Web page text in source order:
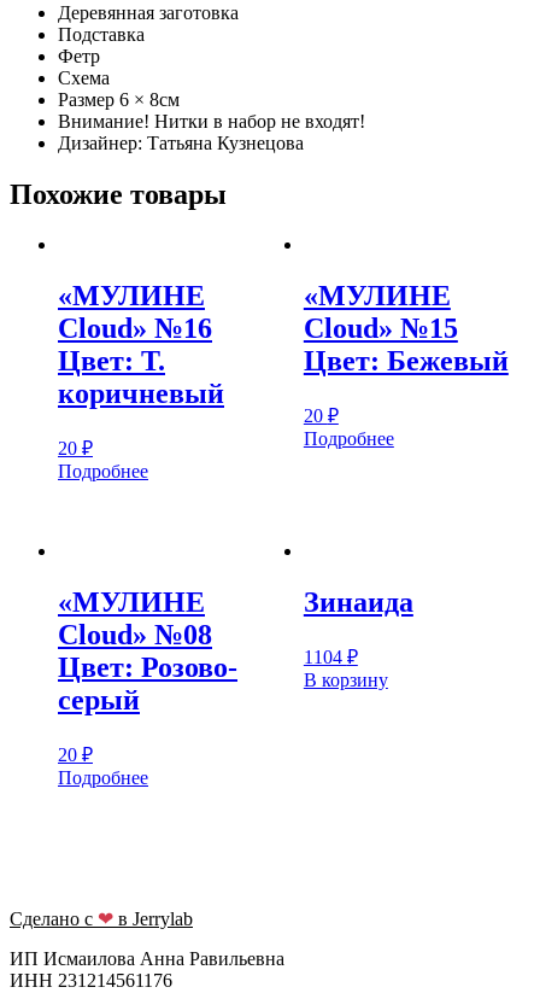
Деревянная заготовка
Подставка
Фетр
Схема
Размер 6 × 8см
Внимание! Нитки в набор не входят!
Дизайнер: Татьяна Кузнецова
Похожие товары
«МУЛИНЕ
Cloud» №16
Цвет: Т.
коричневый
20 ₽
Подробнее
«МУЛИНЕ
Cloud» №15
Цвет: Бежевый
20 ₽
Подробнее
«МУЛИНЕ
Cloud» №08
Цвет: Розово-
серый
20 ₽
Подробнее
Зинаида
1104 ₽
В корзину
Сделано с ❤ в Jerrylab
ИП Исмаилова Анна Равильевна
ИНН 231214561176